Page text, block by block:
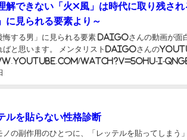
解できない「火×風」は時代に取り残され
に見られる要素より～
悔する男」に見られる要素 DaiGoさんの動画が面
ばと思います。 メンタリストDaiGoさんの
watch?v=5OHU-I-QngE こ
いる「結婚する...
ルを貼らない性格診断
ノの副作用のひとつに、「レッテルを貼ってしまう